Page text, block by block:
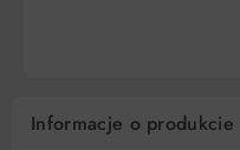
Pośrednik
Informacje o produkcie